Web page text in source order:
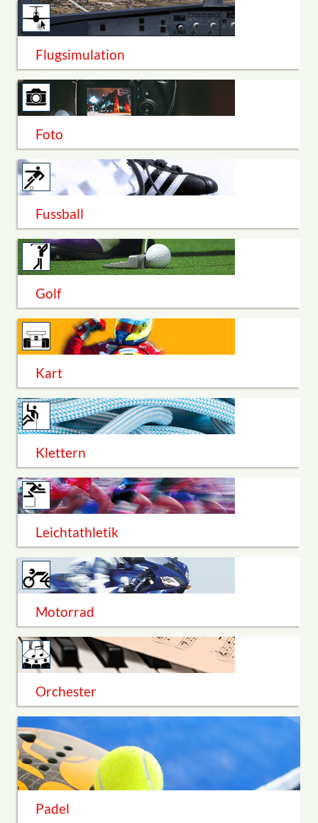
Flugsimulation
Foto
Fussball
Golf
Kart
Klettern
Leichtathletik
Motorrad
Orchester
Padel